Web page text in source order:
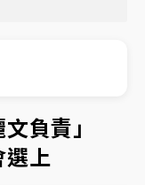
幕 運動部不追
看
警3方向追出前
文負責」
選上